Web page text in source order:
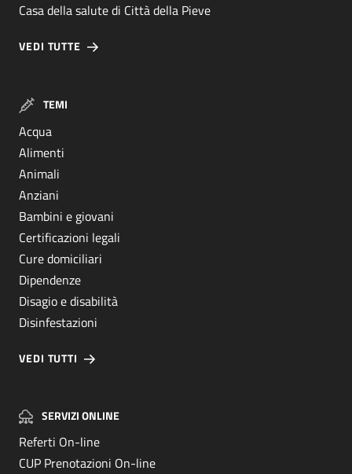
Casa della salute di Città della Pieve
VEDI TUTTE
TEMI
Acqua
Alimenti
Animali
Anziani
Bambini e giovani
Certificazioni legali
Cure domiciliari
Dipendenze
Disagio e disabilità
Disinfestazioni
VEDI TUTTI
SERVIZI ONLINE
Referti On-line
CUP Prenotazioni On-line